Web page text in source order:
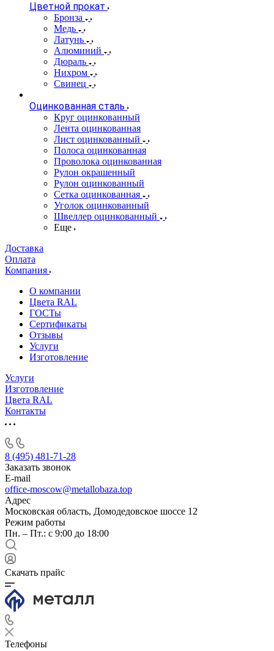
Цветной прокат
Бронза
Медь
Латунь
Алюминий
Дюраль
Нихром
Свинец
Оцинкованная сталь
Круг оцинкованный
Лента оцинкованная
Лист оцинкованный
Полоса оцинкованная
Проволока оцинкованная
Рулон окрашенный
Рулон оцинкованный
Сетка оцинкованная
Уголок оцинкованный
Швеллер оцинкованный
Еще
Доставка
Оплата
Компания
О компании
Цвета RAL
ГОСТы
Сертификаты
Отзывы
Услуги
Изготовление
Услуги
Изготовление
Цвета RAL
Контакты
8 (495) 481-71-28
Заказать звонок
E-mail
office-moscow@metallobaza.top
Адрес
Московская область, Домодедовское шоссе 12
Режим работы
Пн. – Пт.: с 9:00 до 18:00
Скачать прайс
Телефоны